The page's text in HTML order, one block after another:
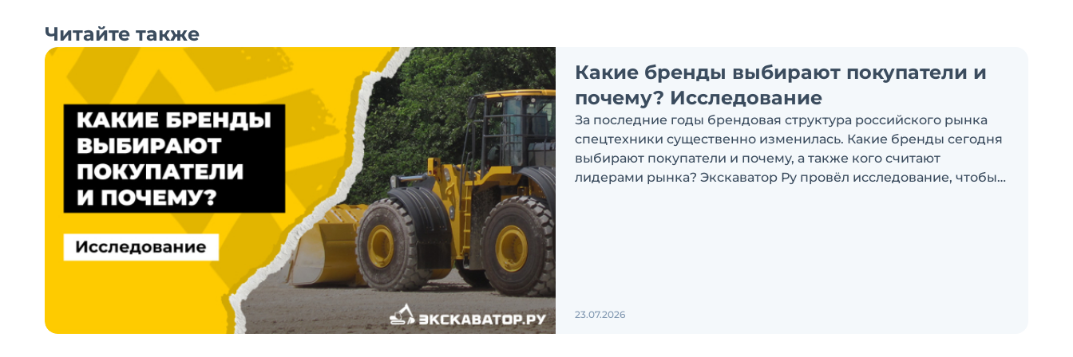
Читайте также
Какие бренды выбирают покупатели и
почему? Исследование
За последние годы брендовая структура российского рынка
спецтехники существенно изменилась. Какие бренды сегодня
выбирают покупатели и почему, а также кого считают
лидерами рынка? Экскаватор Ру провёл исследование, чтобы
23.07.2026